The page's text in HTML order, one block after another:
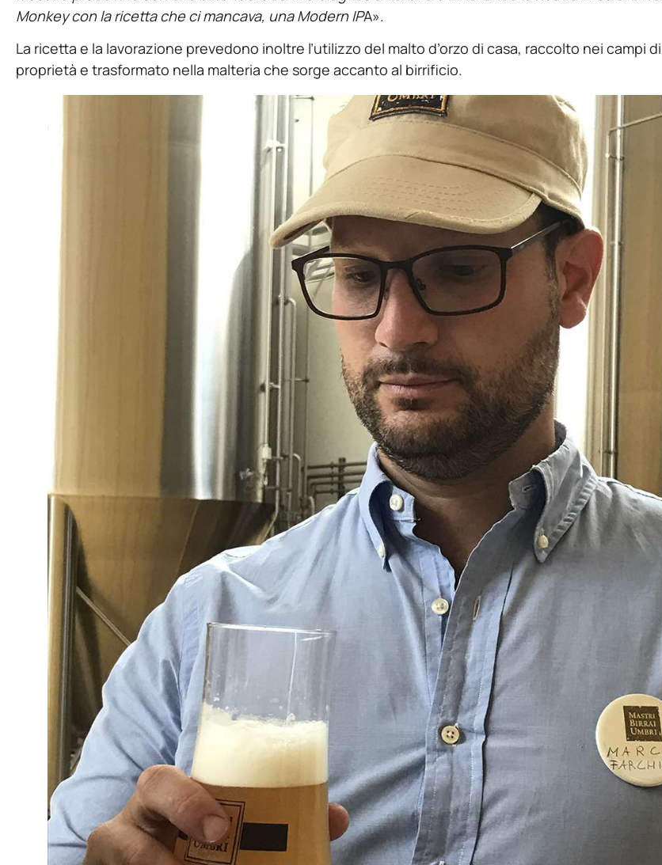
Monkey con la ricetta che ci mancava, una Modern IPA».
La ricetta e la lavorazione prevedono inoltre l’utilizzo del malto d’orzo di casa, raccolto nei campi di
proprietà e trasformato nella malteria che sorge accanto al birrificio.